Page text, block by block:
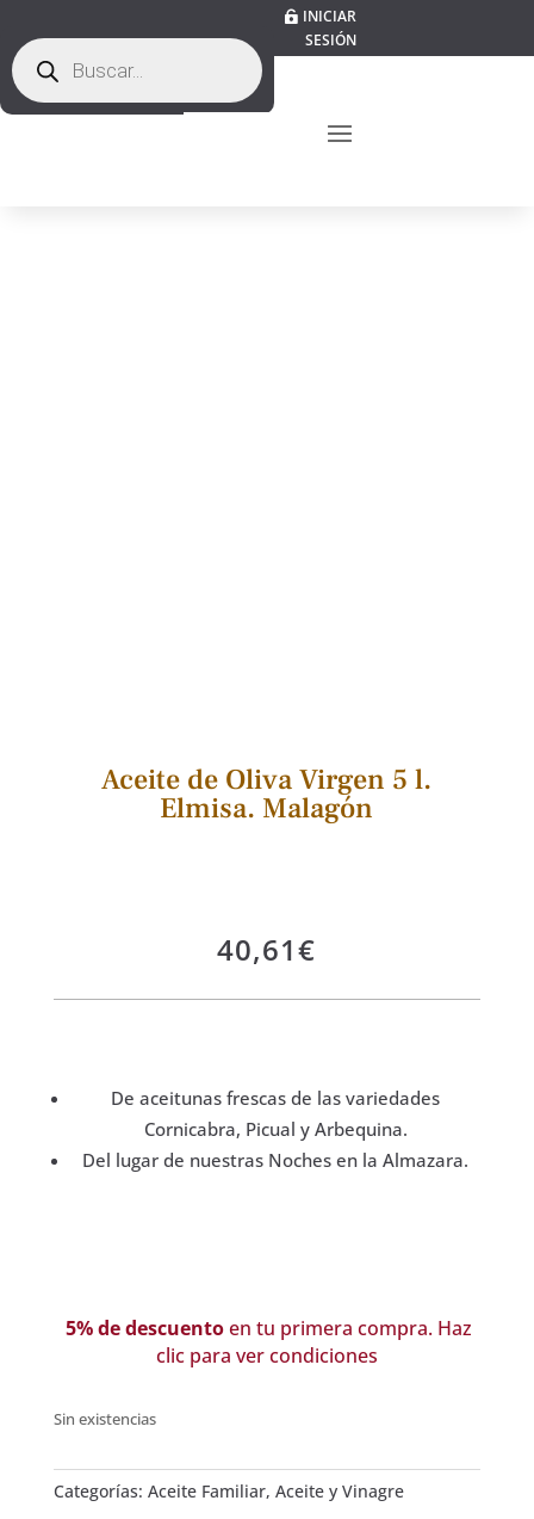
Búsqueda
de
productos
INICIAR
SESIÓN
Aceite de Oliva Virgen 5 l.
Elmisa. Malagón
40,61€
De aceitunas frescas de las variedades
Cornicabra, Picual y Arbequina.
Del lugar de nuestras Noches en la Almazara.
5% de descuentoen tu primera compra. Haz
clic para ver condiciones
Sin existencias
Categorías: Aceite Familiar, Aceite y Vinagre